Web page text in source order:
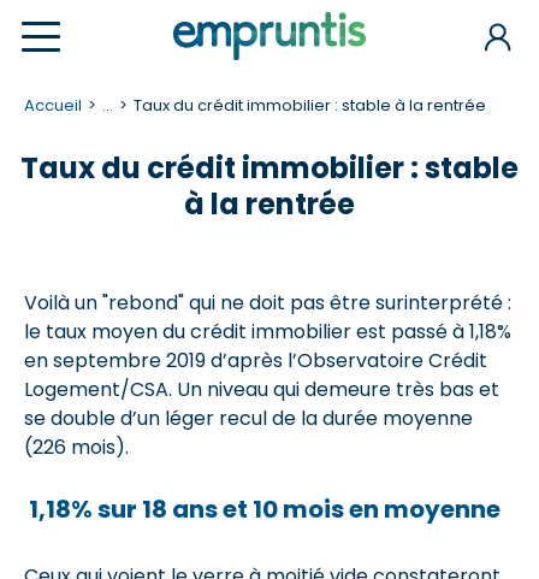
Accueil ... Taux du crédit immobilier : stable à la rentrée
Taux du crédit immobilier : stable
à la rentrée
Voilà un "rebond" qui ne doit pas être surinterprété :
le taux moyen du crédit immobilier est passé à 1,18%
en septembre 2019 d’après l’Observatoire Crédit
Logement/CSA. Un niveau qui demeure très bas et
se double d’un léger recul de la durée moyenne
(226 mois).
1,18% sur 18 ans et 10 mois en moyenne